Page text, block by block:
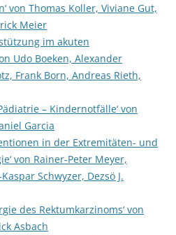
von Thomas Koller, Viviane Gut,
Meier
im akuten
Udo Boeken, Alexander
Frank Born, Andreas Rieth,
– Kindernotfälle‘ von
Garcia
in der Extremitäten- und
von Rainer-Peter Meyer,
Schwyzer, Dezsö J.
des Rektumkarzinoms‘ von
Asbach